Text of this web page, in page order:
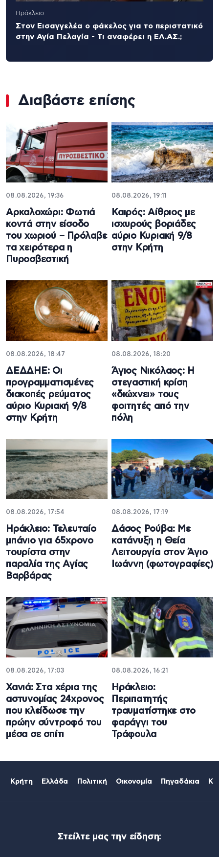
Ηράκλειο
Στον Εισαγγελέα ο φάκελος για το περιστατικό
στην Αγία Πελαγία - Τι αναφέρει η ΕΛ.ΑΣ.;
Διαβάστε επίσης
08.08.2026, 19:36
Αρκαλοχώρι: Φωτιά
κοντά στην είσοδο
του χωριού – Πρόλαβε
τα χειρότερα η
Πυροσβεστική
08.08.2026, 19:11
Καιρός: Αίθριος με
ισχυρούς βοριάδες
αύριο Κυριακή 9/8
στην Κρήτη
08.08.2026, 18:47
ΔΕΔΔΗΕ: Oι
προγραμματισμένες
διακοπές ρεύματος
αύριο Κυριακή 9/8
στην Κρήτη
08.08.2026, 18:20
Άγιος Νικόλαος: Η
στεγαστική κρίση
«διώχνει» τους
φοιτητές από την
πόλη
08.08.2026, 17:54
Ηράκλειο: Τελευταίο
μπάνιο για 65χρονο
τουρίστα στην
παραλία της Αγίας
Βαρβάρας
08.08.2026, 17:19
Δάσος Ρούβα: Με
κατάνυξη η Θεία
Λειτουργία στον Άγιο
Ιωάννη (φωτογραφίες)
08.08.2026, 17:03
Χανιά: Στα χέρια της
αστυνομίας 24χρονος
που κλείδωσε την
πρώην σύντροφό του
μέσα σε σπίτι
08.08.2026, 16:21
Ηράκλειο:
Περιπατητής
τραυματίστηκε στο
φαράγγι του
Τράφουλα
Κρήτη Ελλάδα Πολιτική Οικονομία Πηγαδάκια
Στείλτε μας την είδηση: